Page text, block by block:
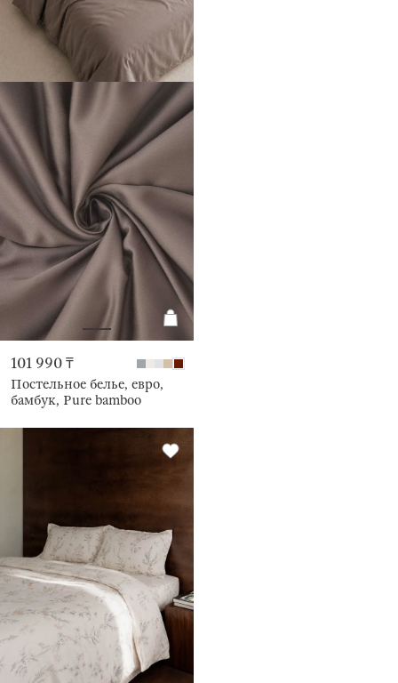
101 990 ₸
Постельное белье, евро,
бамбук, Pure bamboo